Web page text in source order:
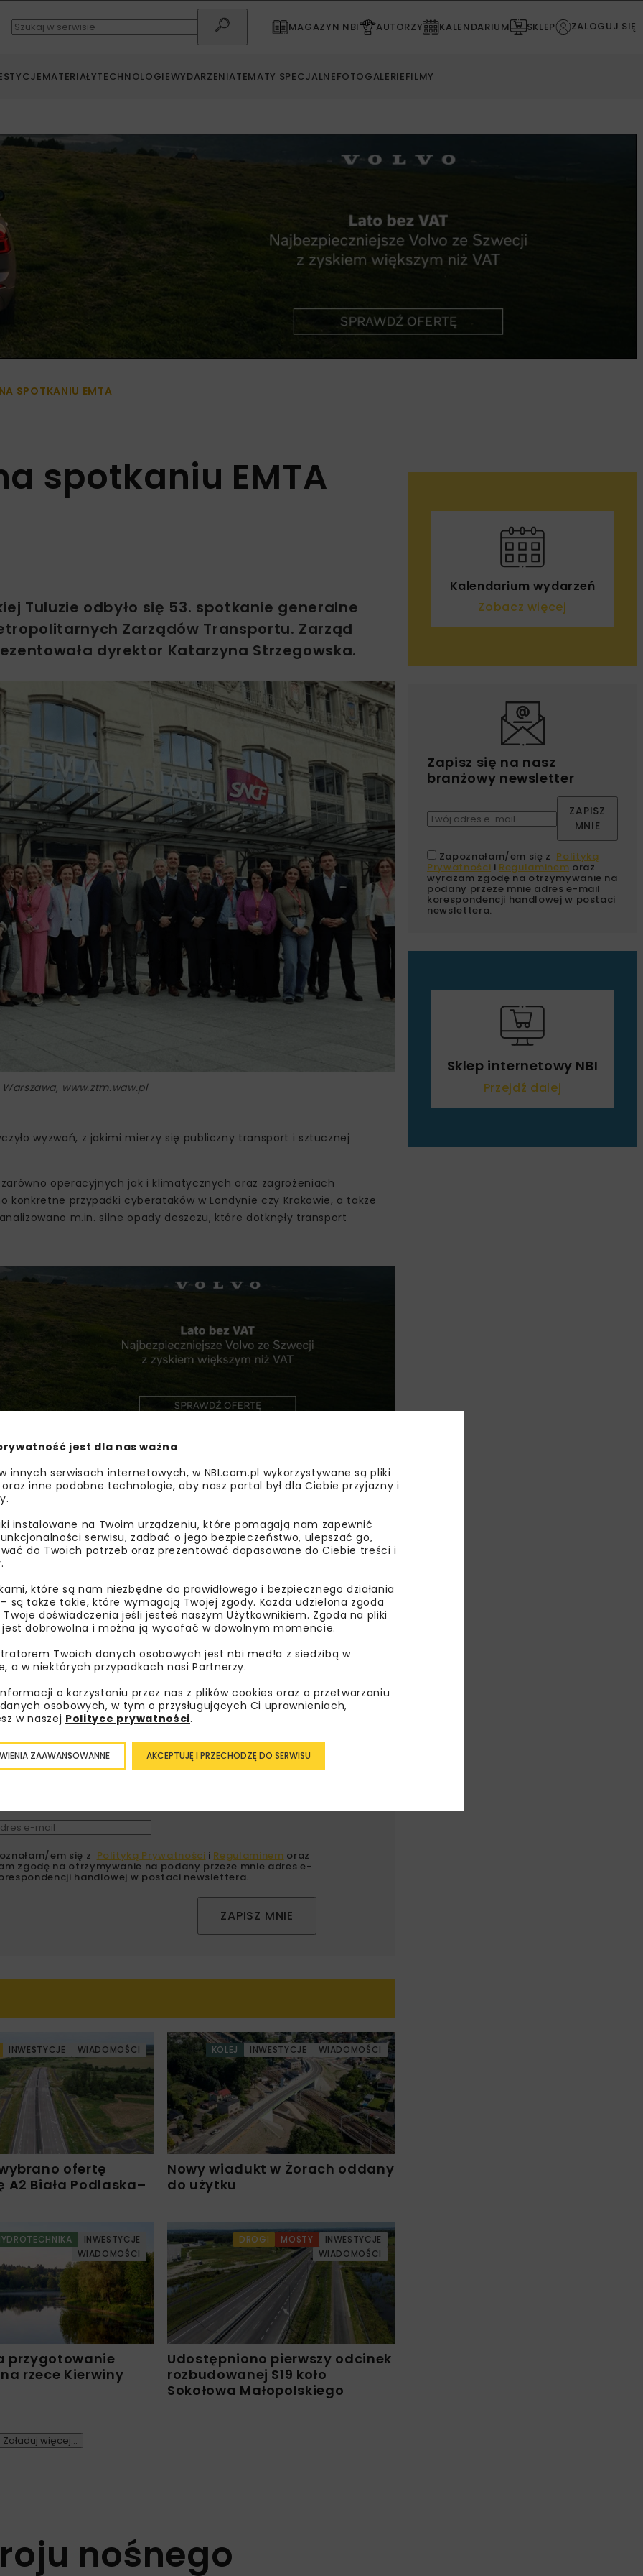
MAGAZYN NBI AUTORZY KALENDARIUM SKLEP ZALOGUJ SIĘ
MATERIAŁYTECHNOLOGIEWYDARZENIATEMATY SPECJALNEFOTOGALERIEFILMY
SPOTKANIU EMTA
spotkaniu EMTA
Tuluzie odbyło się 53. spotkanie generalne
Zarządów Transportu. Zarząd
dyrektor Katarzyna Strzegowska.
www.ztm.waw.pl
wyzwań, z jakimi mierzy się publiczny transport i sztucznej
operacyjnych jak i klimatycznych oraz zagrożeniach
przypadki cyberataków w Londynie czy Krakowie, a także
m.in. silne opady deszczu, które dotknęły transport
i wykorzystaniu w transporcie publicznym. Omówiono przypadki
zastosowania w przyszłości.
projekty takie jak trzecia linia metra, kolejka linowa Téléo,
spotkania jest Tisséo Collectivités, Urząd ds. Mobilności
ją organizuje i finansuje jej realizację w regionie. Jego główną
EMTA TULUZA TRANSPORT PUBLICZNY ZTM WARSZAWA
wiedzieć więcej?
informacje branżowe, zaproszenia na
atrakcyjne oferty i dedykowane akcje
em się z Polityką Prywatności i Regulaminem oraz
zgodę na otrzymywanie na podany przeze mnie adres e-
handlowej w postaci newslettera.
ZAPISZ MNIE
INWESTYCJE WIADOMOŚCI
ofertę
A2 Biała Podlaska–
KOLEJ INWESTYCJE WIADOMOŚCI
Nowy wiadukt w Żorach oddany
do użytku
INWESTYCJE
WIADOMOŚCI
przygotowanie
rzece Kierwiny
DROGI MOSTY
INWESTYCJE
WIADOMOŚCI
Udostępniono pierwszy odcinek
rozbudowanej S19 koło
Sokołowa Małopolskiego
Załaduj więcej...
nośnego
Kalendarium wydarzeń
Zobacz więcej
Zapisz się na nasz
branżowy newsletter
ZAPISZ
MNIE
Zapoznałam/em się z Polityką
Prywatności i Regulaminem oraz
wyrażam zgodę na otrzymywanie na
podany przeze mnie adres e-mail
korespondencji handlowej w postaci
newslettera.
Sklep internetowy NBI
Przejdź dalej
jest dla nas ważna
innych serwisach internetowych, w NBI.com.pl wykorzystywane są pliki
inne podobne technologie, aby nasz portal był dla Ciebie przyjazny i
instalowane na Twoim urządzeniu, które pomagają nam zapewnić
serwisu, zadbać o jego bezpieczeństwo, ulepszać go,
do Twoich potrzeb oraz prezentować dopasowane do Ciebie treści i
które są nam niezbędne do prawidłowego i bezpiecznego działania
są także takie, które wymagają Twojej zgody. Każda udzielona zgoda
doświadczenia jeśli jesteś naszym Użytkownikiem. Zgoda na pliki
dobrowolna i można ją wycofać w dowolnym momencie.
Twoich danych osobowych jest nbi med!a z siedzibą w
a w niektórych przypadkach nasi Partnerzy.
o korzystaniu przez nas z plików cookies oraz o przetwarzaniu
osobowych, w tym o przysługujących Ci uprawnieniach,
w naszej Polityce prywatności.
AKCEPTUJĘ I PRZECHODZĘ DO SERWISU
ZAAWANSOWANNE